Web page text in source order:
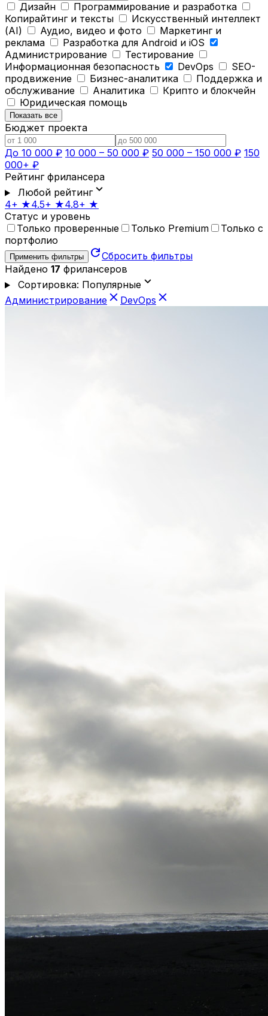
Дизайн
Программирование и разработка
Копирайтинг и тексты
Искусственный интеллект
(AI)
Аудио, видео и фото
Маркетинг и
реклама
Разработка для Android и iOS
Администрирование
Тестирование
Информационная безопасность
DevOps
SEO-
продвижение
Бизнес-аналитика
Поддержка и
обслуживание
Аналитика
Крипто и блокчейн
Юридическая помощь
Показать все
Бюджет проекта
До 10 000 ₽ 10 000 – 50 000 ₽ 50 000 – 150 000 ₽ 150
000+ ₽
Рейтинг фрилансера
Любой рейтингexpand_more
4+ ★4.5+ ★4.8+ ★
Статус и уровень
Только проверенные
Только Premium
Только с
портфолио
Применить фильтры refreshСбросить фильтры
Найдено 17 фрилансеров
Сортировка: Популярныеexpand_more
Администрирование close DevOps close